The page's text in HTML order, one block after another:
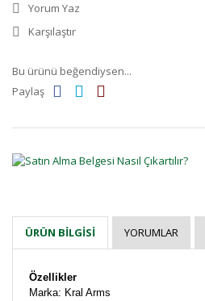
Yorum Yaz
Karşılaştır
Bu ürünü beğendiysen...
Paylaş
ÜRÜN BILGISI YORUMLAR
Özellikler
Marka: Kral Arms